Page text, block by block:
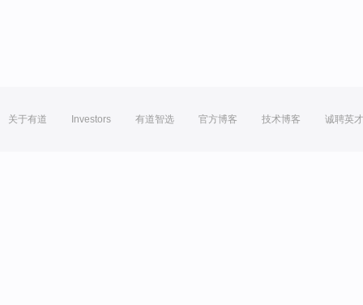
关于有道 Investors 有道智选 官方博客 技术博客 诚聘英才